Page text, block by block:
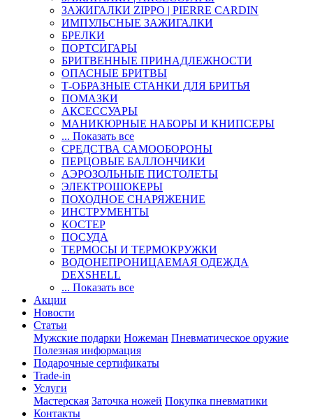
ЗАЖИГАЛКИ ZIPPO | PIERRE CARDIN
ИМПУЛЬСНЫЕ ЗАЖИГАЛКИ
БРЕЛКИ
ПОРТСИГАРЫ
БРИТВЕННЫЕ ПРИНАДЛЕЖНОСТИ
ОПАСНЫЕ БРИТВЫ
Т-ОБРАЗНЫЕ СТАНКИ ДЛЯ БРИТЬЯ
ПОМАЗКИ
АКСЕССУАРЫ
МАНИКЮРНЫЕ НАБОРЫ И КНИПСЕРЫ
... Показать все
СРЕДСТВА САМООБОРОНЫ
ПЕРЦОВЫЕ БАЛЛОНЧИКИ
АЭРОЗОЛЬНЫЕ ПИСТОЛЕТЫ
ЭЛЕКТРОШОКЕРЫ
ПОХОДНОЕ СНАРЯЖЕНИЕ
ИНСТРУМЕНТЫ
КОСТЕР
ПОСУДА
ТЕРМОСЫ И ТЕРМОКРУЖКИ
ВОДОНЕПРОНИЦАЕМАЯ ОДЕЖДА
DEXSHELL
... Показать все
Акции
Новости
Статьи
Мужские подарки Ножеман Пневматическое оружие
Полезная информация
Подарочные сертификаты
Trade-in
Услуги
Мастерская Заточка ножей Покупка пневматики
Контакты